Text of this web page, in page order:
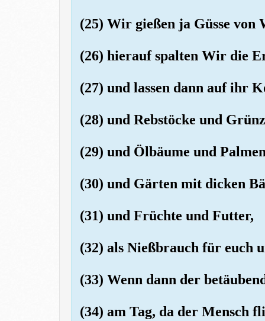
(25) Wir gießen ja Güsse von
(26) hierauf spalten Wir die
(27) und lassen dann auf ihr
(28) und Rebstöcke und
(29) und Ölbäume und
(30) und Gärten mit dicken
(31) und Früchte und Futter,
(32) als Nießbrauch für euch
(33) Wenn dann der
(34) am Tag, da der Mensch